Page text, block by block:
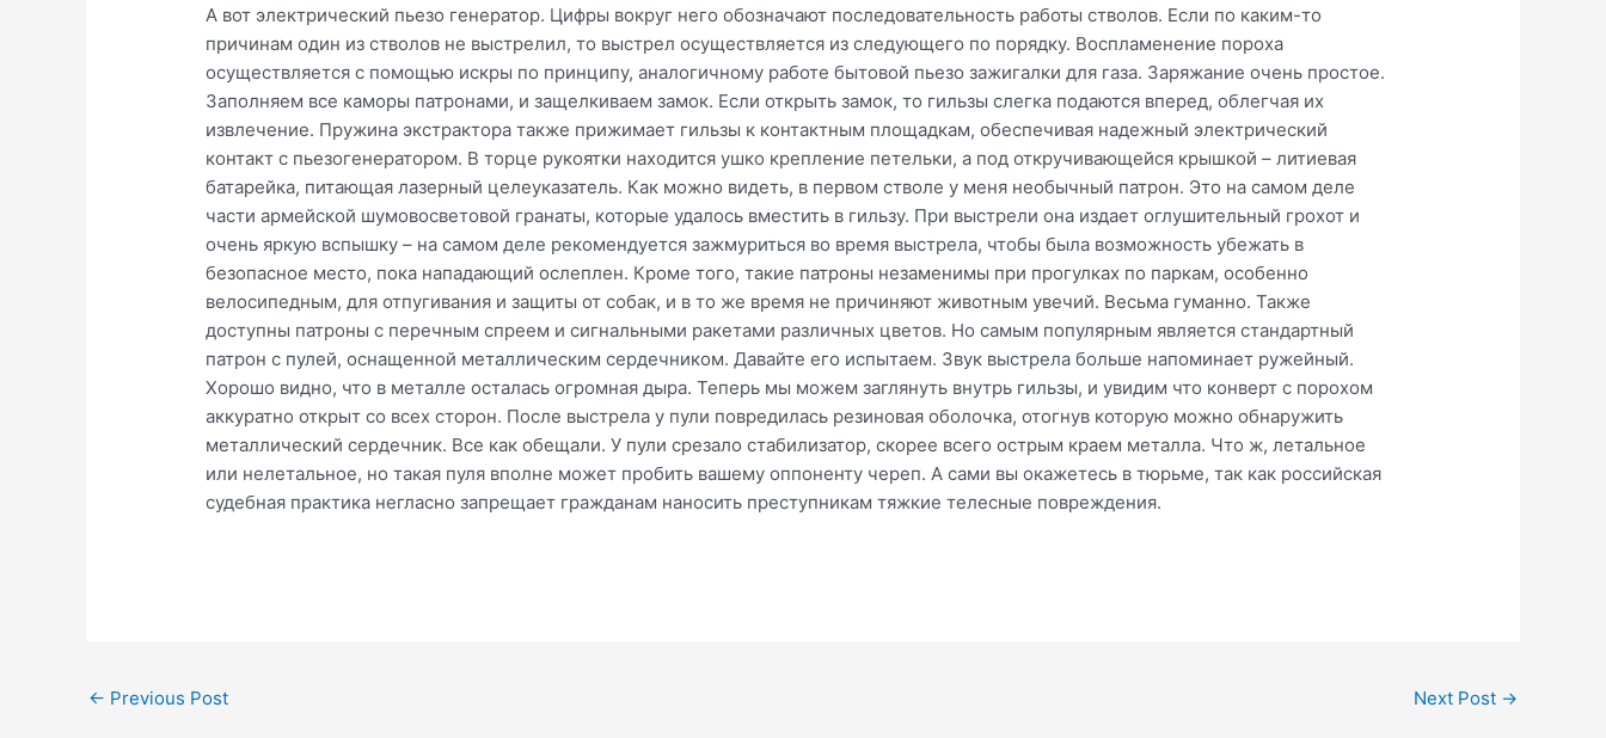
А вот электрический пьезо генератор. Цифры вокруг него обозначают последовательность работы стволов. Если по каким-то
причинам один из стволов не выстрелил, то выстрел осуществляется из следующего по порядку. Воспламенение пороха
осуществляется с помощью искры по принципу, аналогичному работе бытовой пьезо зажигалки для газа. Заряжание очень простое.
Заполняем все каморы патронами, и защелкиваем замок. Если открыть замок, то гильзы слегка подаются вперед, облегчая их
извлечение. Пружина экстрактора также прижимает гильзы к контактным площадкам, обеспечивая надежный электрический
контакт с пьезогенератором. В торце рукоятки находится ушко крепление петельки, а под откручивающейся крышкой – литиевая
батарейка, питающая лазерный целеуказатель. Как можно видеть, в первом стволе у меня необычный патрон. Это на самом деле
части армейской шумовосветовой гранаты, которые удалось вместить в гильзу. При выстрели она издает оглушительный грохот и
очень яркую вспышку – на самом деле рекомендуется зажмуриться во время выстрела, чтобы была возможность убежать в
безопасное место, пока нападающий ослеплен. Кроме того, такие патроны незаменимы при прогулках по паркам, особенно
велосипедным, для отпугивания и защиты от собак, и в то же время не причиняют животным увечий. Весьма гуманно. Также
доступны патроны с перечным спреем и сигнальными ракетами различных цветов. Но самым популярным является стандартный
патрон с пулей, оснащенной металлическим сердечником. Давайте его испытаем. Звук выстрела больше напоминает ружейный.
Хорошо видно, что в металле осталась огромная дыра. Теперь мы можем заглянуть внутрь гильзы, и увидим что конверт с порохом
аккуратно открыт со всех сторон. После выстрела у пули повредилась резиновая оболочка, отогнув которую можно обнаружить
металлический сердечник. Все как обещали. У пули срезало стабилизатор, скорее всего острым краем металла. Что ж, летальное
или нелетальное, но такая пуля вполне может пробить вашему оппоненту череп. А сами вы окажетесь в тюрьме, так как российская
судебная практика негласно запрещает гражданам наносить преступникам тяжкие телесные повреждения.
Post
← Previous Post Next Post →